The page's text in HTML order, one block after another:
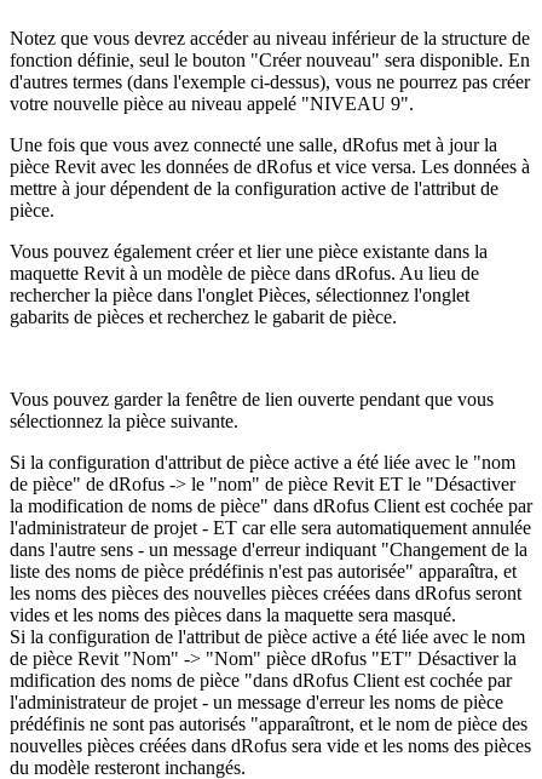
Notez que vous devrez accéder au niveau inférieur de la structure de
fonction définie, seul le bouton "Créer nouveau" sera disponible. En
d'autres termes (dans l'exemple ci-dessus), vous ne pourrez pas créer
votre nouvelle pièce au niveau appelé "NIVEAU 9".
Une fois que vous avez connecté une salle, dRofus met à jour la
pièce Revit avec les données de dRofus et vice versa. Les données à
mettre à jour dépendent de la configuration active de l'attribut de
pièce.
Vous pouvez également créer et lier une pièce existante dans la
maquette Revit à un modèle de pièce dans dRofus. Au lieu de
rechercher la pièce dans l'onglet Pièces, sélectionnez l'onglet
gabarits de pièces et recherchez le gabarit de pièce.
Vous pouvez garder la fenêtre de lien ouverte pendant que vous
sélectionnez la pièce suivante.
Si la configuration d'attribut de pièce active a été liée avec le "nom
de pièce" de dRofus -> le "nom" de pièce Revit ET le "Désactiver
la modification de noms de pièce" dans dRofus Client est cochée par
l'administrateur de projet - ET car elle sera automatiquement annulée
dans l'autre sens - un message d'erreur indiquant "Changement de la
liste des noms de pièce prédéfinis n'est pas autorisée" apparaîtra, et
les noms des pièces des nouvelles pièces créées dans dRofus seront
vides et les noms des pièces dans la maquette sera masqué.
Si la configuration de l'attribut de pièce active a été liée avec le nom
de pièce Revit "Nom" -> "Nom" pièce dRofus "ET" Désactiver la
mdification des noms de pièce "dans dRofus Client est cochée par
l'administrateur de projet - un message d'erreur les noms de pièce
prédéfinis ne sont pas autorisés "apparaîtront, et le nom de pièce des
nouvelles pièces créées dans dRofus sera vide et les noms des pièces
du modèle resteront inchangés.